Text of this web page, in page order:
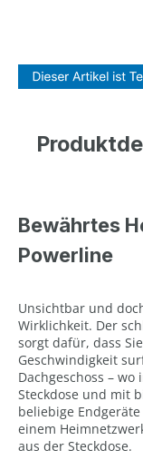
Bewährtes
Powerline
Unsichtbar und
Wirklichkeit. Der
sorgt dafür, dass
Geschwindigkeit
Dachgeschoss –
Steckdose und mit
beliebige Endgeräte
einem
aus der Steckdose.